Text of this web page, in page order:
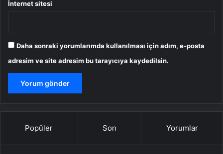
İnternet sitesi
Daha sonraki yorumlarımda kullanılması için adım, e-posta
adresim ve site adresim bu tarayıcıya kaydedilsin.
Popüler Son Yorumlar